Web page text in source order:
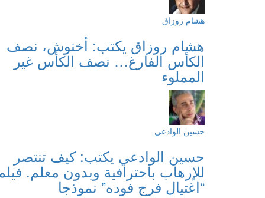
هشام روزاق
هشام روزاق يكتب: أخنوش، نصف
الكأس الفارغ… نصف الكأس غير
المملوء
حسين الوادعي
حسين الوادعي يكتب: كيف تنتصر
للإرهاب باحترافية وبدون معلم.
“اغتيال فرج فوده” نموذجا